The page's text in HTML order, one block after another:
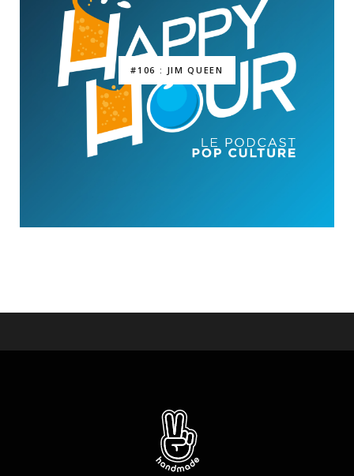
#106 : JIM QUEEN